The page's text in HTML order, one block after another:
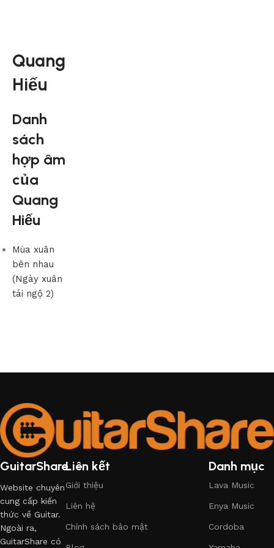
Quang
Hiếu
Danh
sách
hợp âm
của
Quang
Hiếu
Mùa xuân
bên nhau
(Ngày xuân
tái ngộ 2)
GuitarShare
Website chuyên
cung cấp kiến
thức về Guitar.
Ngoài ra,
GuitarShare có
Liên kết
Giới thiệu
Liên hệ
Chính sách bảo mật
Danh mục
Lava Music
Enya Music
Cordoba